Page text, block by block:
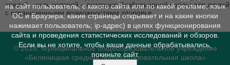
среда", цель которой – создание безбарьерной среды для людей
с ограниченными возможностями здоровья.
© 2018, Муниципальное общеобразовательное учреждение
«Беляницкая средняя общеобразовательная школа»
на сайт пользователь; с какого сайта или по какой рекламе; язык
ОС и Браузера; какие страницы открывает и на какие кнопки
нажимает пользователь; ip-адрес) в целях функционирования
сайта и проведения статистических исследований и обзоров.
Если вы не хотите, чтобы ваши данные обрабатывались,
покиньте сайт.